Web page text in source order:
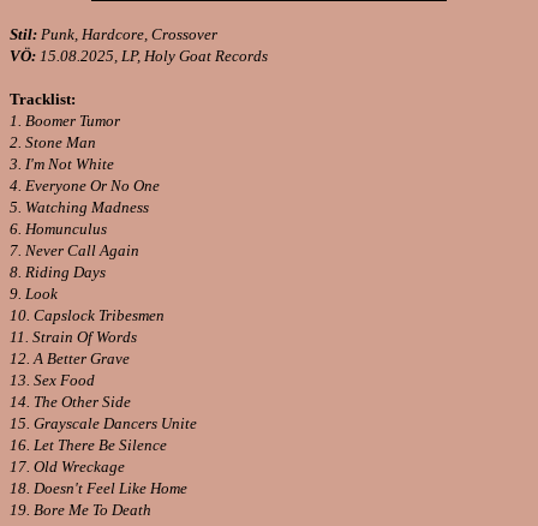
Stil: Punk, Hardcore, Crossover
VÖ: 15.08.2025, LP, Holy Goat Records
Tracklist:
1. Boomer Tumor
2. Stone Man
3. I'm Not White
4. Everyone Or No One
5. Watching Madness
6. Homunculus
7. Never Call Again
8. Riding Days
9. Look
10. Capslock Tribesmen
11. Strain Of Words
12. A Better Grave
13. Sex Food
14. The Other Side
15. Grayscale Dancers Unite
16. Let There Be Silence
17. Old Wreckage
18. Doesn't Feel Like Home
19. Bore Me To Death